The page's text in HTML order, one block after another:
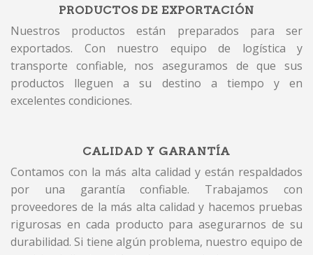
PRODUCTOS DE EXPORTACIÓN
Nuestros productos están preparados para ser
exportados. Con nuestro equipo de logística y
transporte confiable, nos aseguramos de que sus
productos lleguen a su destino a tiempo y en
excelentes condiciones.
CALIDAD Y GARANTÍA
Contamos con la más alta calidad y están respaldados
por una garantía confiable. Trabajamos con
proveedores de la más alta calidad y hacemos pruebas
rigurosas en cada producto para asegurarnos de su
durabilidad. Si tiene algún problema, nuestro equipo de